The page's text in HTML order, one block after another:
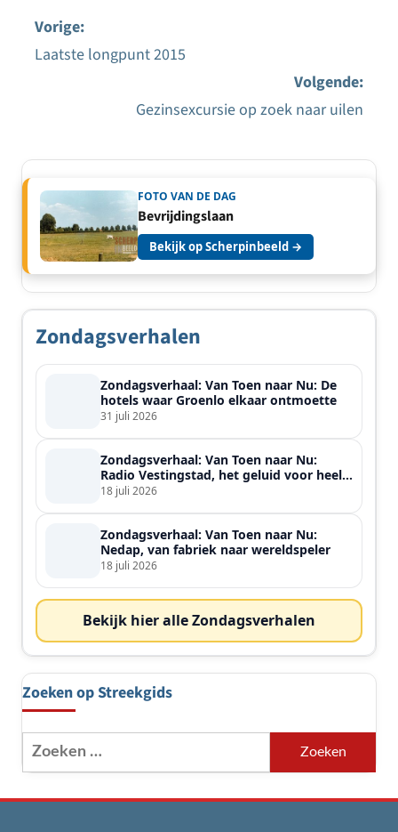
Bericht
Vorige:
Laatste longpunt 2015
Volgende:
Gezinsexcursie op zoek naar uilen
FOTO VAN DE DAG
Bevrijdingslaan
Bekijk op Scherpinbeeld →
Zondagsverhalen
Zondagsverhaal: Van Toen naar Nu: De
hotels waar Groenlo elkaar ontmoette
31 juli 2026
Zondagsverhaal: Van Toen naar Nu:
Radio Vestingstad, het geluid voor heel
de streek
18 juli 2026
Zondagsverhaal: Van Toen naar Nu:
Nedap, van fabriek naar wereldspeler
18 juli 2026
Bekijk hier alle Zondagsverhalen
Zoeken op Streekgids
Zoeken
naar: